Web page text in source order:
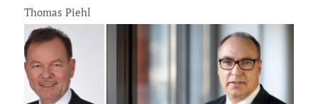
Thomas Piehl